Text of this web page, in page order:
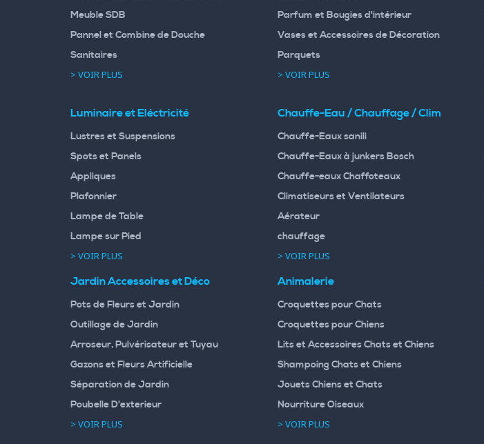
Meuble SDB
Pannel et Combine de Douche
Sanitaires
> VOIR PLUS
Parfum et Bougies d'intérieur
Vases et Accessoires de Décoration
Parquets
> VOIR PLUS
Luminaire et Eléctricité
Lustres et Suspensions
Spots et Panels
Appliques
Plafonnier
Lampe de Table
Lampe sur Pied
> VOIR PLUS
Chauffe-Eau / Chauffage / Clim
Chauffe-Eaux sanili
Chauffe-Eaux à junkers Bosch
Chauffe-eaux Chaffoteaux
Climatiseurs et Ventilateurs
Aérateur
chauffage
> VOIR PLUS
Jardin Accessoires et Déco
Pots de Fleurs et Jardin
Outillage de Jardin
Arroseur, Pulvérisateur et Tuyau
Gazons et Fleurs Artificielle
Séparation de Jardin
Poubelle D'exterieur
> VOIR PLUS
Animalerie
Croquettes pour Chats
Croquettes pour Chiens
Lits et Accessoires Chats et Chiens
Shampoing Chats et Chiens
Jouets Chiens et Chats
Nourriture Oiseaux
> VOIR PLUS